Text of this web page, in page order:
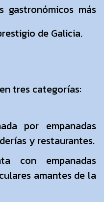
gastronómicos más
de Galicia.
tres categorías:
por empanadas
y restaurantes.
con empanadas
amantes de la